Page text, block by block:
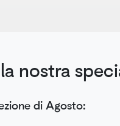
nostra
di Agosto: